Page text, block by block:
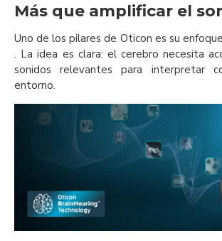
Más que amplificar el
Uno de los pilares de Oticon es su enfoque
. La idea es clara: el cerebro necesita
sonidos relevantes para interpretar
entorno.